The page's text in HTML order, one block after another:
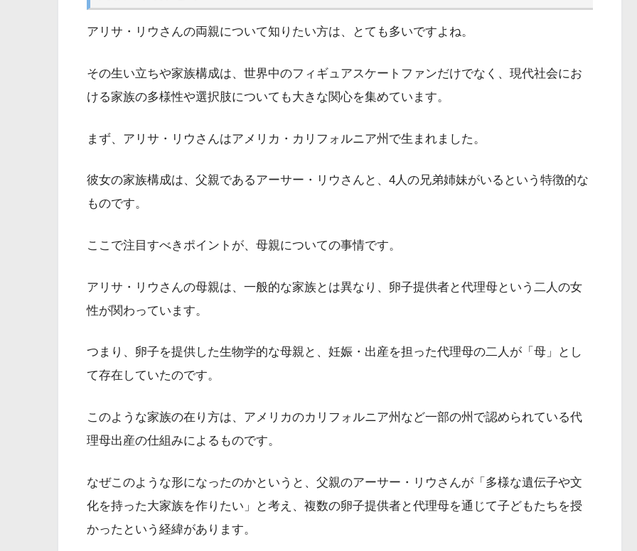
アリサ・リウさんの両親について知りたい方は、とても多いですよね。
その生い立ちや家族構成は、世界中のフィギュアスケートファンだけでなく、現代社会にお
ける家族の多様性や選択肢についても大きな関心を集めています。
まず、アリサ・リウさんはアメリカ・カリフォルニア州で生まれました。
彼女の家族構成は、父親であるアーサー・リウさんと、4人の兄弟姉妹がいるという特徴的な
ものです。
ここで注目すべきポイントが、母親についての事情です。
アリサ・リウさんの母親は、一般的な家族とは異なり、卵子提供者と代理母という二人の女
性が関わっています。
つまり、卵子を提供した生物学的な母親と、妊娠・出産を担った代理母の二人が「母」とし
て存在していたのです。
このような家族の在り方は、アメリカのカリフォルニア州など一部の州で認められている代
理母出産の仕組みによるものです。
なぜこのような形になったのかというと、父親のアーサー・リウさんが「多様な遺伝子や文
化を持った大家族を作りたい」と考え、複数の卵子提供者と代理母を通じて子どもたちを授
かったという経緯があります。